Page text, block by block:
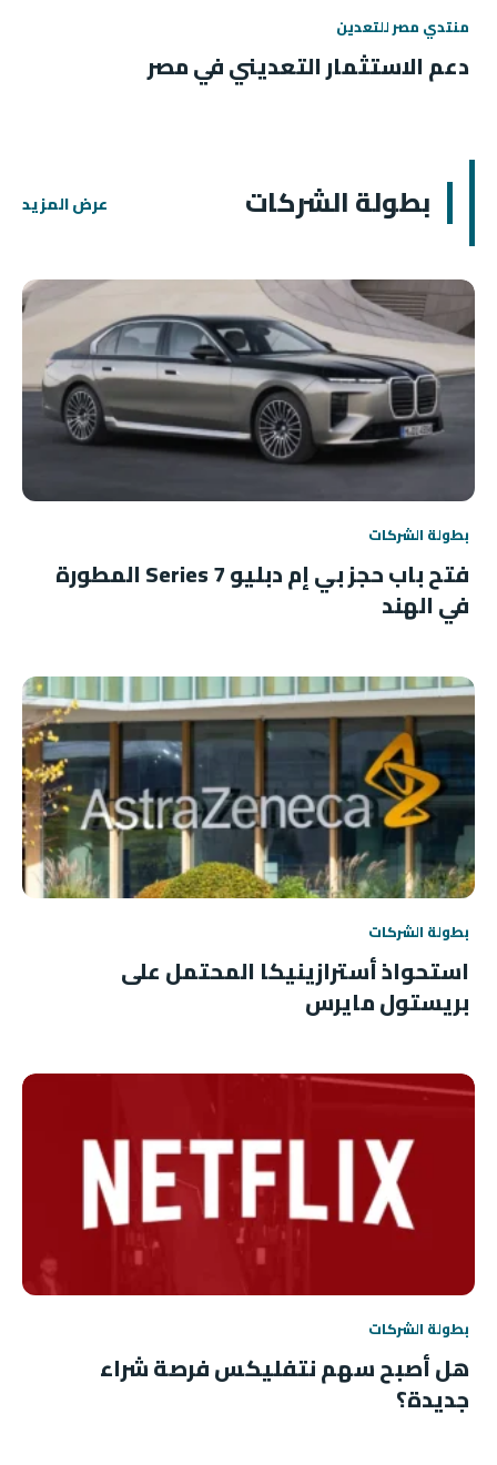
منتدي مصر للتعدين
دعم الاستثمار التعديني في مصر
بطولة الشركات عرض المزيد
بطولة الشركات
فتح باب حجز بي إم دبليو 7 Series المطورة
في الهند
بطولة الشركات
استحواذ أسترازينيكا المحتمل على
بريستول مايرس
بطولة الشركات
هل أصبح سهم نتفليكس فرصة شراء
جديدة؟